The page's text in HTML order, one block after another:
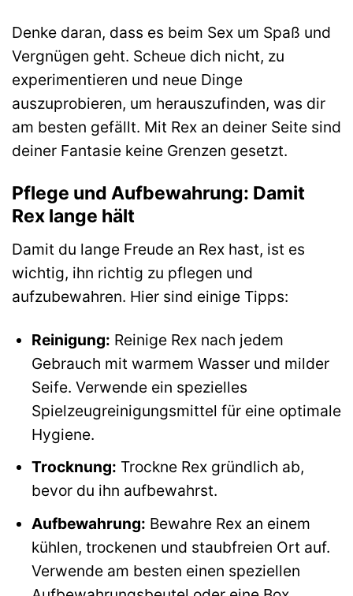
Denke daran, dass es beim Sex um Spaß und
Vergnügen geht. Scheue dich nicht, zu
experimentieren und neue Dinge
auszuprobieren, um herauszufinden, was dir
am besten gefällt. Mit Rex an deiner Seite sind
deiner Fantasie keine Grenzen gesetzt.
Pflege und Aufbewahrung: Damit
Rex lange hält
Damit du lange Freude an Rex hast, ist es
wichtig, ihn richtig zu pflegen und
aufzubewahren. Hier sind einige Tipps:
Reinigung: Reinige Rex nach jedem
Gebrauch mit warmem Wasser und milder
Seife. Verwende ein spezielles
Spielzeugreinigungsmittel für eine optimale
Hygiene.
Trocknung: Trockne Rex gründlich ab,
bevor du ihn aufbewahrst.
Aufbewahrung: Bewahre Rex an einem
kühlen, trockenen und staubfreien Ort auf.
Verwende am besten einen speziellen